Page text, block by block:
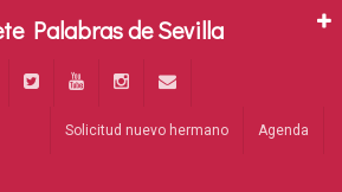
Solicitud nuevo hermano Agenda
Palabras de Sevilla